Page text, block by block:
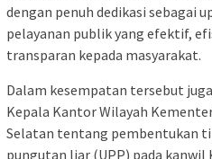
dengan penuh dedikasi sebagai
pelayanan publik yang efektif,
transparan kepada masyarakat.
Dalam kesempatan tersebut
Kepala Kantor Wilayah
Selatan tentang pembentukan
pungutan liar (UPP) pada kanwil